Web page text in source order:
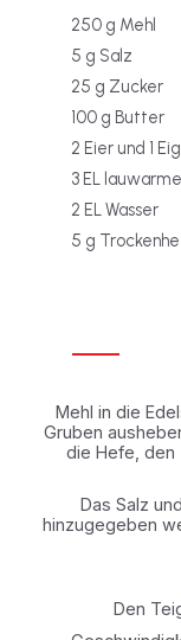
250 g Mehl
5 g Salz
25 g Zucker
100 g Butter
2 Eier und 1
3 EL
2 EL Wasser
5 g
Mehl in die
Gruben
die Hefe, den
Das Salz
hinzugegeben
Den